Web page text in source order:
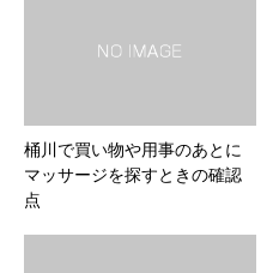
桶川で買い物や用事のあとに
マッサージを探すときの確認
点